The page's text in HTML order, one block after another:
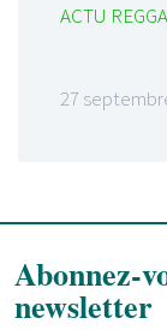
ACTU
27
Abonnez-
newsletter